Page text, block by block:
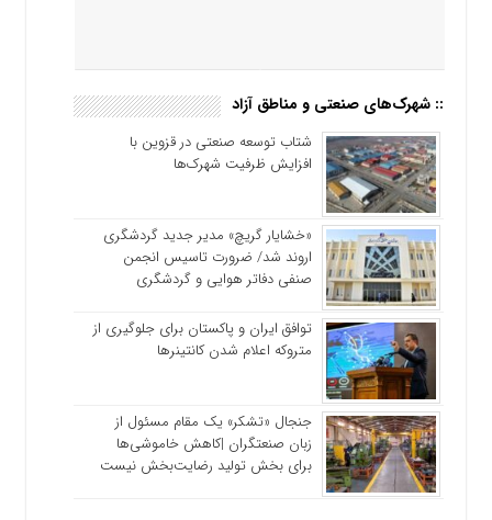
:: شهرک‌های صنعتی و مناطق آزاد
شتاب توسعه صنعتی در قزوین با
افزایش ظرفیت شهرک‌ها
«خشایار گریچ» مدیر جدید گردشگری
اروند شد/ ضرورت تاسیس انجمن
صنفی دفاتر هوایی و گردشگری
توافق ایران و پاکستان برای جلوگیری از
متروکه اعلام شدن کانتینرها
جنجال «تشکر» یک مقام مسئول از
زبان صنعتگران |کاهش خاموشی‌ها
برای بخش تولید رضایت‌بخش نیست